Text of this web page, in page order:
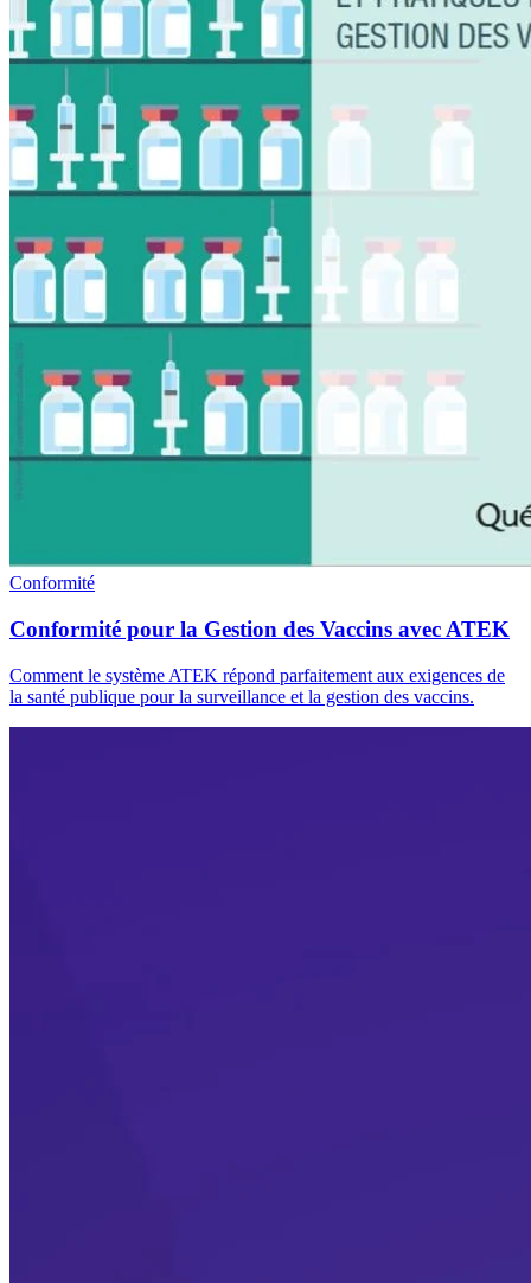
Conformité
Conformité pour la Gestion des Vaccins avec ATEK
Comment le système ATEK répond parfaitement aux exigences de
la santé publique pour la surveillance et la gestion des vaccins.